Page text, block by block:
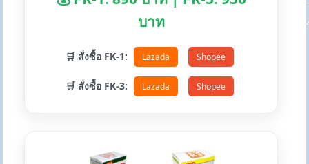
บาท
🛒 สั่งซื้อ FK-1: Lazada Shopee
🛒 สั่งซื้อ FK-3: Lazada Shopee